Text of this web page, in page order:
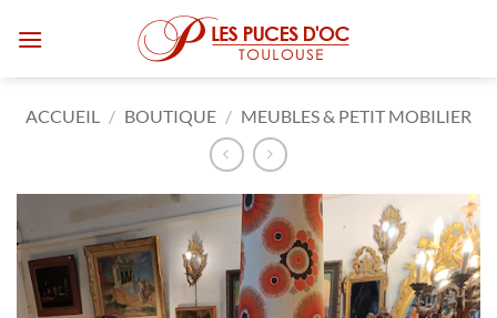
ACCUEIL / BOUTIQUE / MEUBLES & PETIT MOBILIER